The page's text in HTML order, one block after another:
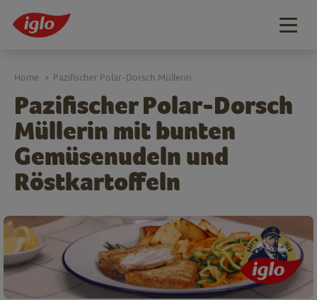
Pazifischer Polar-Dorsch
Müllerin mit bunten
Gemüsenudeln und
Röstkartoffeln
Home > Pazifischer Polar-Dorsch Müllerin